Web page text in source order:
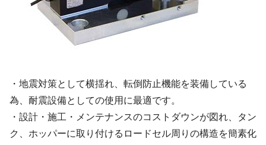
・地震対策として横揺れ、転倒防止機能を装備している
為、耐震設備としての使用に最適です。
・設計・施工・メンテナンスのコストダウンが図れ、タン
ク、ホッパーに取り付けるロードセル周りの構造を簡素化